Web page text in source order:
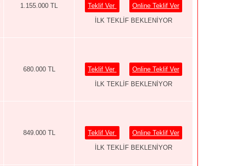
1.155.000 TL Teklif Ver
Online Teklif Ver
İLK TEKLİF BEKLENİYOR
680.000 TL Teklif Ver
Online Teklif Ver
İLK TEKLİF BEKLENİYOR
849.000 TL Teklif Ver
Online Teklif Ver
İLK TEKLİF BEKLENİYOR